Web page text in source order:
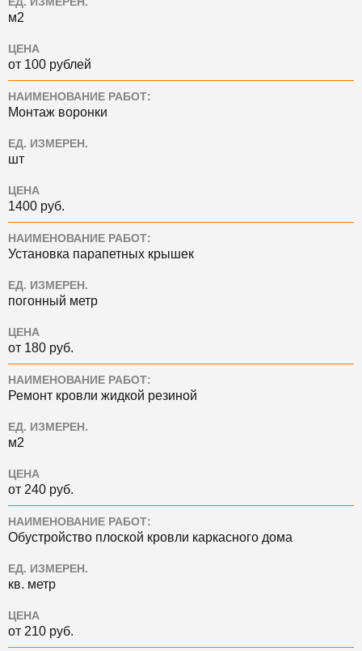
м2
ЦЕНА
от 100 рублей
НАИМЕНОВАНИЕ РАБОТ:
Монтаж воронки
ЕД. ИЗМЕРЕН.
шт
ЦЕНА
1400 руб.
НАИМЕНОВАНИЕ РАБОТ:
Установка парапетных крышек
ЕД. ИЗМЕРЕН.
погонный метр
ЦЕНА
от 180 руб.
НАИМЕНОВАНИЕ РАБОТ:
Ремонт кровли жидкой резиной
ЕД. ИЗМЕРЕН.
м2
ЦЕНА
от 240 руб.
НАИМЕНОВАНИЕ РАБОТ:
Обустройство плоской кровли каркасного дома
ЕД. ИЗМЕРЕН.
кв. метр
ЦЕНА
от 210 руб.